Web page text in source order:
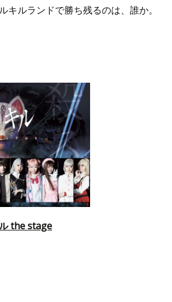
キルランドで勝ち残るのは、誰か。
the stage